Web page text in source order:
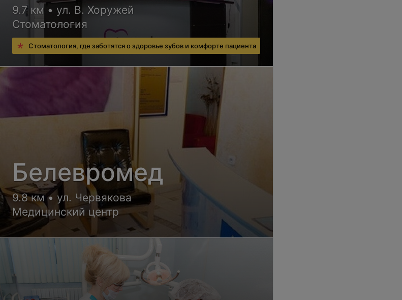
9.7 км • ул. В. Хоружей
Стоматология
Стоматология, где заботятся о здоровье зубов и комфорте пациента
Белевромед
9.8 км • ул. Червякова
Медицинский центр